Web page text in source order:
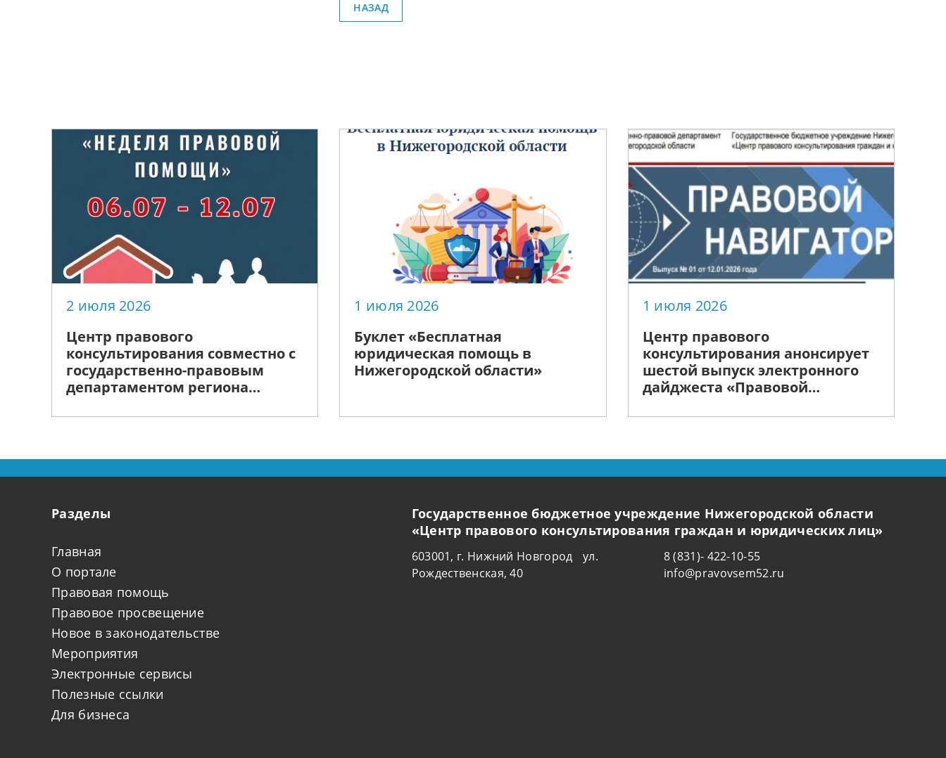
НАЗАД
2 июля 2026
Центр правового
консультирования совместно с
государственно-правовым
департаментом региона
«Недели правовой помощи»,
любви и верности
1 июля 2026
Буклет «Бесплатная
юридическая помощь в
Нижегородской области»
1 июля 2026
Центр правового
консультирования анонсирует
шестой выпуск электронного
дайджеста «Правовой
«Семья»
Разделы
Главная
О портале
Правовая помощь
Правовое просвещение
Новое в законодательстве
Мероприятия
Электронные сервисы
Полезные ссылки
Для бизнеса
Государственное бюджетное учреждение Нижегородской области
«Центр правового консультирования граждан и юридических лиц»
603001, г. Нижний Новгород ул.
Рождественская, 40
8 (831)- 422-10-55
info@pravovsem52.ru